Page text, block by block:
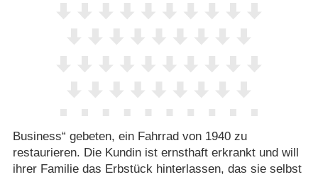
Business“ gebeten, ein Fahrrad von 1940 zu
restaurieren. Die Kundin ist ernsthaft erkrankt und will
ihrer Familie das Erbstück hinterlassen, das sie selbst